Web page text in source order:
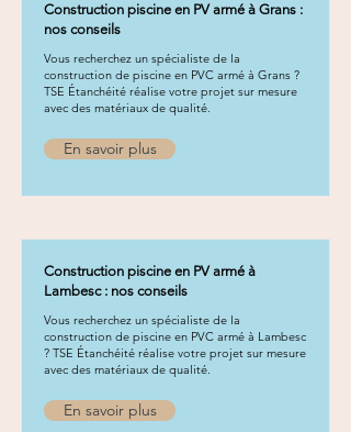
Construction piscine en PV armé à Grans :
nos conseils
Vous recherchez un spécialiste de la
construction de piscine en PVC armé à Grans ?
TSE Étanchéité réalise votre projet sur mesure
avec des matériaux de qualité.
En savoir plus
Construction piscine en PV armé à
Lambesc : nos conseils
Vous recherchez un spécialiste de la
construction de piscine en PVC armé à Lambesc
? TSE Étanchéité réalise votre projet sur mesure
avec des matériaux de qualité.
En savoir plus